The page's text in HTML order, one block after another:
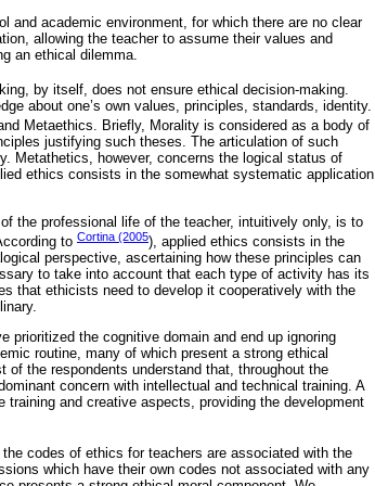
academic environment, for which there are no clear
allowing the teacher to assume their values and
an ethical dilemma.
by itself, does not ensure ethical decision-making.
about one’s own values, principles, standards, identity.
Metaethics. Briefly, Morality is considered as a body of
justifying such theses. The articulation of such
Metathetics, however, concerns the logical status of
ethics consists in the somewhat systematic application
the professional life of the teacher, intuitively only, is to
to Cortina (2005), applied ethics consists in the
perspective, ascertaining how these principles can
to take into account that each type of activity has its
that ethicists need to develop it cooperatively with the
prioritized the cognitive domain and end up ignoring
routine, many of which present a strong ethical
of the respondents understand that, throughout the
concern with intellectual and technical training. A
and creative aspects, providing the development
codes of ethics for teachers are associated with the
which have their own codes not associated with any